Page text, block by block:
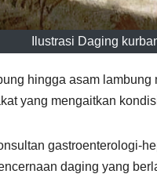
Ilustrasi Daging
hingga asam
yang mengaitkan
gastroenterologi-
daging yang